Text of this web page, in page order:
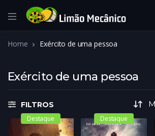
Home Exército de uma pessoa
Exército de uma pessoa
FILTROS
Destaque Destaque